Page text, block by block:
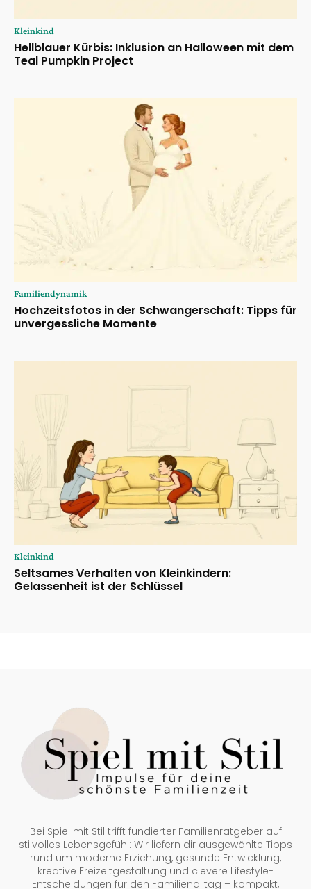
Kleinkind
Hellblauer Kürbis: Inklusion an Halloween mit dem
Teal Pumpkin Project
Familiendynamik
Hochzeitsfotos in der Schwangerschaft: Tipps für
unvergessliche Momente
Kleinkind
Seltsames Verhalten von Kleinkindern:
Gelassenheit ist der Schlüssel
Bei Spiel mit Stil trifft fundierter Familienratgeber auf
stilvolles Lebensgefühl: Wir liefern dir ausgewählte Tipps
rund um moderne Erziehung, gesunde Entwicklung,
kreative Freizeitgestaltung und clevere Lifestyle-
Entscheidungen für den Familienalltag – kompakt,